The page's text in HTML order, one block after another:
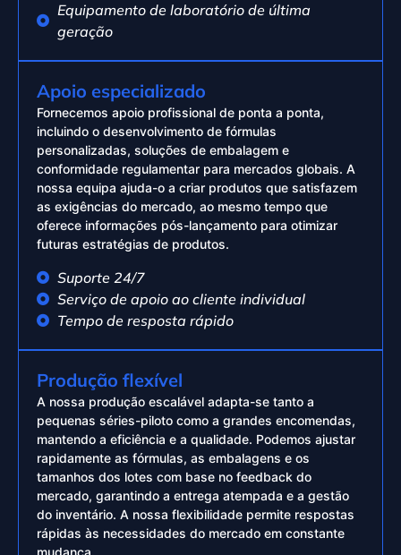
Equipamento de laboratório de última
geração
Apoio especializado
Fornecemos apoio profissional de ponta a ponta,
incluindo o desenvolvimento de fórmulas
personalizadas, soluções de embalagem e
conformidade regulamentar para mercados globais. A
nossa equipa ajuda-o a criar produtos que satisfazem
as exigências do mercado, ao mesmo tempo que
oferece informações pós-lançamento para otimizar
futuras estratégias de produtos.
Suporte 24/7
Serviço de apoio ao cliente individual
Tempo de resposta rápido
Produção flexível
A nossa produção escalável adapta-se tanto a
pequenas séries-piloto como a grandes encomendas,
mantendo a eficiência e a qualidade. Podemos ajustar
rapidamente as fórmulas, as embalagens e os
tamanhos dos lotes com base no feedback do
mercado, garantindo a entrega atempada e a gestão
do inventário. A nossa flexibilidade permite respostas
rápidas às necessidades do mercado em constante
mudança.